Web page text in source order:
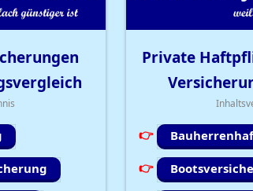
Private